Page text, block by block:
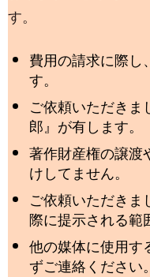
す。
費用の請求に際し
す。
ご依頼いただき
郎』が有します。
著作財産権の譲渡
けしてません。
ご依頼いただき
際に提示される範
他の媒体に使用す
ずご連絡ください。